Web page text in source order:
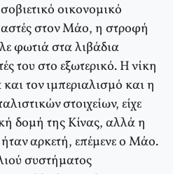
οικονομικό
στον Μάο, η στροφή
φωτιά στα λιβάδια
του στο εξωτερικό. Η νίκη
τον ιμπεριαλισμό και η
στοιχείων, είχε
δομή της Κίνας, αλλά η
αρκετή, επέμενε ο Μάο.
συστήματος